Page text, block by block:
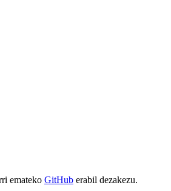
emateko GitHub erabil dezakezu.